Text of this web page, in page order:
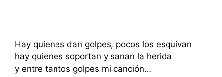
Hay quienes dan golpes, pocos los esquivan
hay quienes soportan y sanan la herida
y entre tantos golpes mi canción…